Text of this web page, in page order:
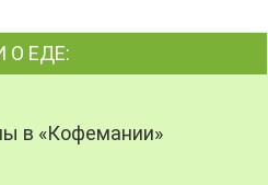
О ЕДЕ:
в «Кофемании»